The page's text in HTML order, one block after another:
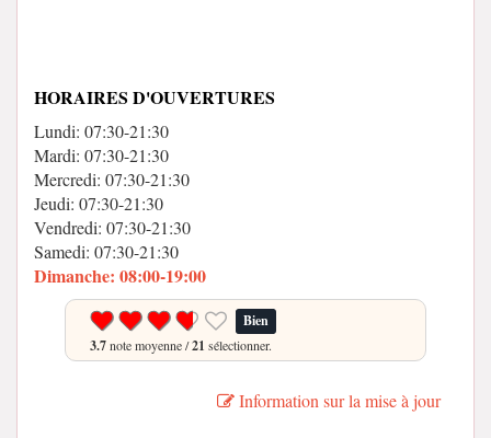
HORAIRES D'OUVERTURES
Lundi: 07:30-21:30
Mardi: 07:30-21:30
Mercredi: 07:30-21:30
Jeudi: 07:30-21:30
Vendredi: 07:30-21:30
Samedi: 07:30-21:30
Dimanche: 08:00-19:00
Bien
3.7note moyenne /21 sélectionner.
Information sur la mise à jour